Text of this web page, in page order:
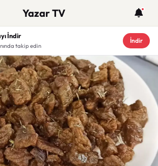
Yazar TV
İndir
takip edin
İndir